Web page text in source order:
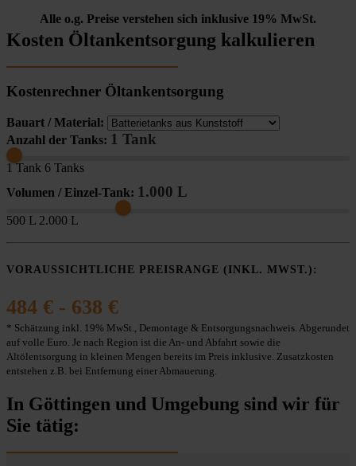
Alle o.g. Preise verstehen sich inklusive 19% MwSt.
Kosten Öltankentsorgung kalkulieren
Kostenrechner Öltankentsorgung
Bauart / Material:
Anzahl der Tanks: 1 Tank
1 Tank 6 Tanks
Volumen / Einzel-Tank: 1.000 L
500 L 2.000 L
VORAUSSICHTLICHE PREISRANGE (INKL. MWST.):
484 € - 638 €
* Schätzung inkl. 19% MwSt., Demontage & Entsorgungsnachweis. Abgerundet
auf volle Euro. Je nach Region ist die An- und Abfahrt sowie die
Altölentsorgung in kleinen Mengen bereits im Preis inklusive. Zusatzkosten
entstehen z.B. bei Entfernung einer Abmauerung.
In Göttingen und Umgebung sind wir für
Sie tätig: